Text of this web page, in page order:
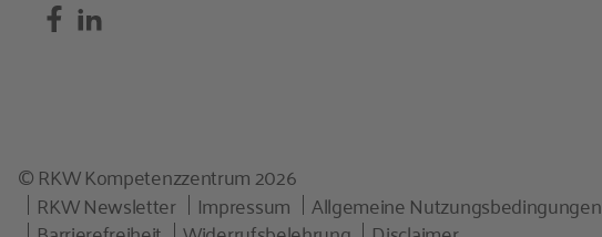
© RKW Kompetenzzentrum 2026
RKW Newsletter
Impressum Allgemeine Nutzungsbedingungen